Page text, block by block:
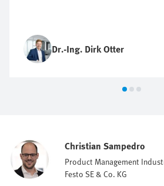
Dr.-Ing. Dirk Otter
Christian Sampedro
Product Management
Festo SE & Co. KG